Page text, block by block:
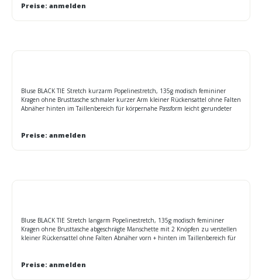
WRAP zertifiziert. BSCI zertifiziert. Reach zertifiziert. SEDEX zertifiziert. Bei
links wasche
Preise: anmelden
Bluse BLACK TIE Stretch kurzarm Popelinestretch, 135g modisch femininer
Kragen ohne Brusttasche schmaler kurzer Arm kleiner Rückensattel ohne Falten
Abnäher hinten im Taillenbereich für körpernahe Passform leicht gerundeter
Preise: anmelden
Bluse BLACK TIE Stretch langarm Popelinestretch, 135g modisch femininer
Kragen ohne Brusttasche abgeschrägte Manschette mit 2 Knöpfen zu verstellen
kleiner Rückensattel ohne Falten Abnäher vorn + hinten im Taillenbereich für
Preise: anmelden